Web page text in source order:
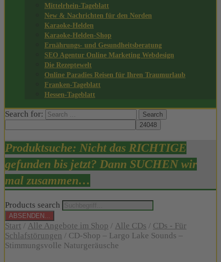
Mittelrhein-Tageblatt
New & Nachrichten für den Norden
Karaoke-Helden
Karaoke-Helden-Shop
Ernährungs- und Gesundheitsberatung
SEO Agentur Online Marketing Webdesign
Die Rezeptewelt
Online Paradies Reisen für Ihren Traumurlaub
Franken-Tageblatt
Hessen-Tageblatt
Search for:
Produktsuche: Nicht das RICHTIGE
gefunden bis jetzt? Dann SUCHEN wir
mal zusammen…
Products search
ABSENDEN...
Start / Alle Angebote im Shop / Alle CDs / CDs - Für
Schlafstörungen / CD-Shop – Largo Lake Sounds –
Stimmungsvolle Naturgeräusche